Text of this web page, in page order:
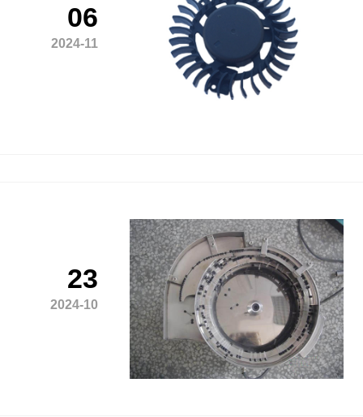
06
2024-11
23
2024-10